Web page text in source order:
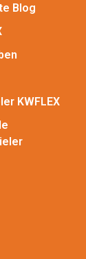
Blog
KWFLEX